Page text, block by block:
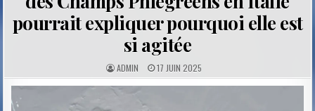
pourrait expliquer pourquoi elle est
si agitée
A
U
T
H
ADMIN P
U
B
17 JUIN 2025